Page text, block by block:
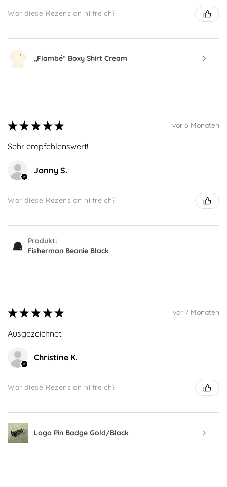
War diese Rezension hilfreich?
„Flambé“ Boxy Shirt Cream
★ ★ ★ ★ ★ vor 6 Monaten
Sehr empfehlenswert!
Jonny S.
War diese Rezension hilfreich?
Produkt:
Fisherman Beanie Black
★ ★ ★ ★ ★ vor 7 Monaten
Ausgezeichnet!
Christine K.
War diese Rezension hilfreich?
Logo Pin Badge Gold/Black